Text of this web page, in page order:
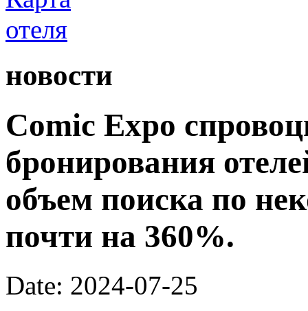
новости
Comic Expo
бронирования
объем поиска по
почти на 360%.
Date: 2024-07-25